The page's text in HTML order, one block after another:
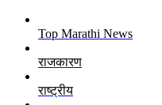
Top Marathi News
राजकारण
राष्ट्रीय